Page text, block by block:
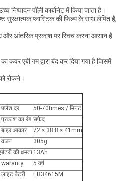
निष्पादन पॉली कार्बोनेट में किया जाता है।
सुरक्षात्मक प्लास्टिक की फिल्म के साथ लेपित हैं,
और आंतरिक प्रकाश पर स्विच करना आसान है
कवर एबी गम द्वारा बंद कर दिया गया है जिसमें
रोकने।
फ़्लैश दर:
50-70times / मिनट
प्रकाश का रंग:सफेद
बाहर आकार
72 × 38.8 × 41mm
वजन
305g
बैटरी की क्षमता 13Ah
waranty
5 वर्ष
लाइट बैटरी ER34615M